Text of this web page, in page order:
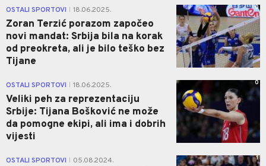
OSTALI SPORTOVI 18.06.2025.
Zoran Terzić porazom započeo
novi mandat: Srbija bila na korak
od preokreta, ali je bilo teško bez
Tijane
0
OSTALI SPORTOVI 18.06.2025.
Veliki peh za reprezentaciju
Srbije: Tijana Bošković ne može
da pomogne ekipi, ali ima i dobrih
vijesti
0
OSTALI SPORTOVI 05.08.2024. 1